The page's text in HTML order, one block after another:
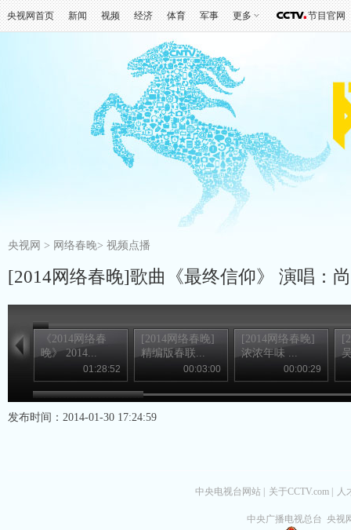
央视网首页 新闻 视频 经济 体育 军事 更多 节目官网
央视网 > 网络春晚> 视频点播
[2014网络春晚]歌曲《最终信仰》 演唱：
《2014网络春
晚》 2014...
01:28:52
[2014网络春晚]
精编版春联...
00:03:00
[2014网络春晚]
浓浓年味 ...
00:00:29
发布时间：2014-01-30 17:24:59
中央电视台网站 关于CCTV.com 人
中央广播电视总台 央视